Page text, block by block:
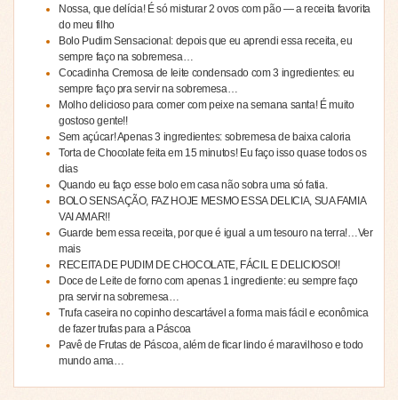
Nossa, que delícia! É só misturar 2 ovos com pão — a receita favorita
do meu filho
Bolo Pudim Sensacional: depois que eu aprendi essa receita, eu
sempre faço na sobremesa…
Cocadinha Cremosa de leite condensado com 3 ingredientes: eu
sempre faço pra servir na sobremesa…
Molho delicioso para comer com peixe na semana santa! É muito
gostoso gente!!
Sem açúcar! Apenas 3 ingredientes: sobremesa de baixa caloria
Torta de Chocolate feita em 15 minutos! Eu faço isso quase todos os
dias
Quando eu faço esse bolo em casa não sobra uma só fatia.
BOLO SENSAÇÃO, FAZ HOJE MESMO ESSA DELICIA, SUA FAMIA
VAI AMAR!!
Guarde bem essa receita, por que é igual a um tesouro na terra!…Ver
mais
RECEITA DE PUDIM DE CHOCOLATE, FÁCIL E DELICIOSO!!
Doce de Leite de forno com apenas 1 ingrediente: eu sempre faço
pra servir na sobremesa…
Trufa caseira no copinho descartável a forma mais fácil e econômica
de fazer trufas para a Páscoa
Pavê de Frutas de Páscoa, além de ficar lindo é maravilhoso e todo
mundo ama…